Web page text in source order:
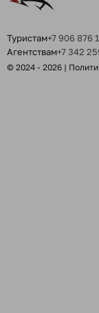
Туристам+7 906 876
Агентствам+7 342
© 2024 - 2026 |